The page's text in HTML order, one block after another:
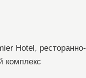
Hotel, ресторанно-
комплекс